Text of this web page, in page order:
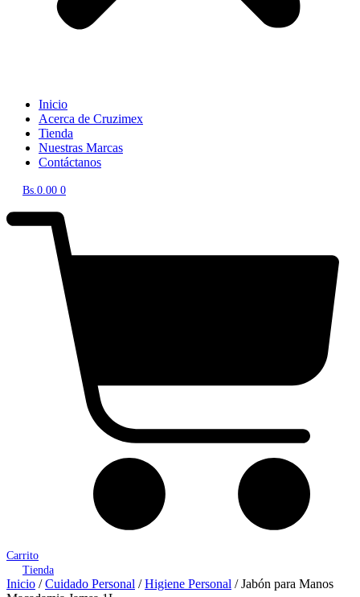
Inicio
Acerca de Cruzimex
Tienda
Nuestras Marcas
Contáctanos
Bs.0.00 0
Carrito
Tienda
Inicio /Cuidado Personal /Higiene Personal / Jabón para Manos